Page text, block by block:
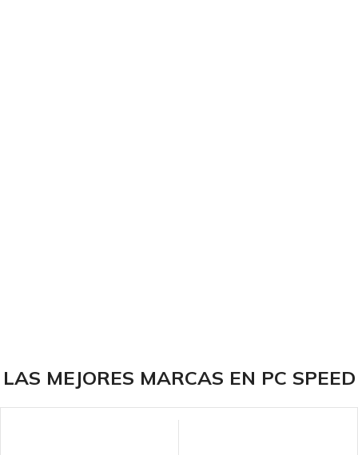
LAS MEJORES MARCAS EN PC SPEED